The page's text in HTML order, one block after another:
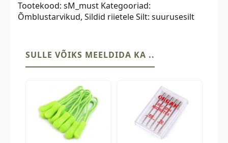
tk,
suurus
kogus
Tootekood: sM_must Kategooriad:
Õmblustarvikud, Sildid riieteleSilt: suurusesilt
SULLE VÕIKS MEELDIDA KA ..